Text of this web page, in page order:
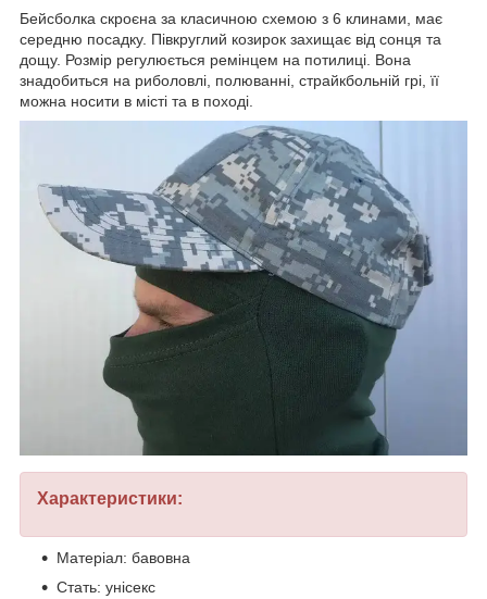
Бейсболка скроєна за класичною схемою з 6 клинами, має
середню посадку. Півкруглий козирок захищає від сонця та
дощу. Розмір регулюється ремінцем на потилиці. Вона
знадобиться на риболовлі, полюванні, страйкбольній грі, її
можна носити в місті та в поході.
Характеристики:
Матеріал: бавовна
Стать: унісекс